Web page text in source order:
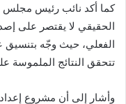
كما أكد نائب رئيس مجلس
الحقيقي لا يقتصر على
الفعلي، حيث وجّه بتنسيق
تتحقق النتائج الملموسة